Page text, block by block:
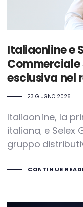
Italiaonline e
esclusiva nel
23 GIUGNO 2026
Italiaonline, la
italiana, e Selex
gruppo
CONTINUE